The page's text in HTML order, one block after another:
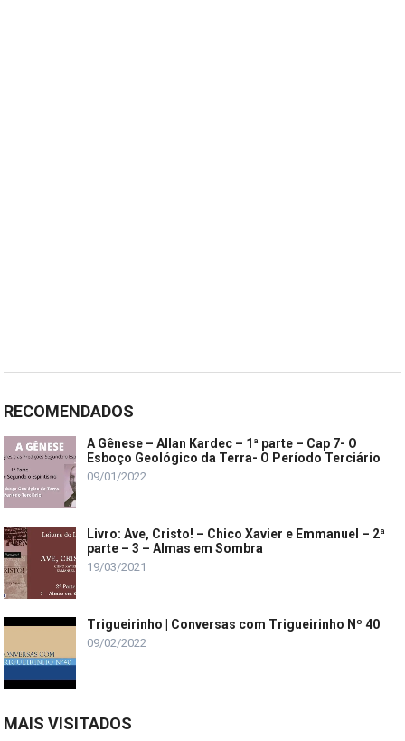
RECOMENDADOS
A Gênese – Allan Kardec – 1ª parte – Cap 7- O
Esboço Geológico da Terra- O Período Terciário
09/01/2022
Livro: Ave, Cristo! – Chico Xavier e Emmanuel – 2ª
parte – 3 – Almas em Sombra
19/03/2021
Trigueirinho | Conversas com Trigueirinho Nº 40
09/02/2022
MAIS VISITADOS